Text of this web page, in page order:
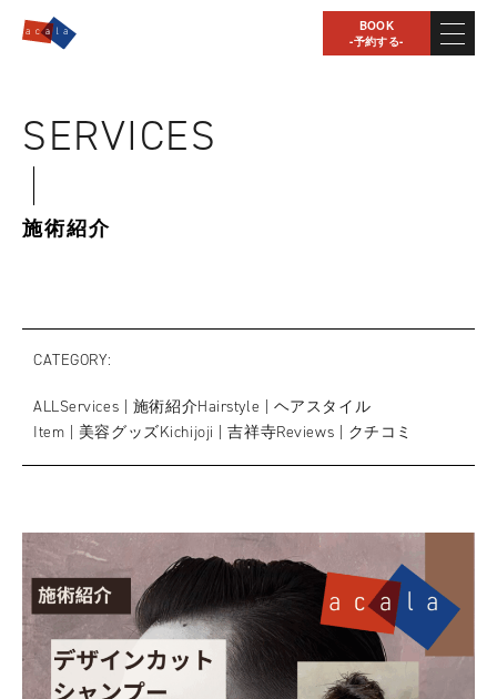
BOOK
-予約する-
SERVICES
施術紹介
CATEGORY
ALLServices | 施術紹介Hairstyle | ヘアスタイル
Item | 美容グッズKichijoji | 吉祥寺Reviews | クチコミ